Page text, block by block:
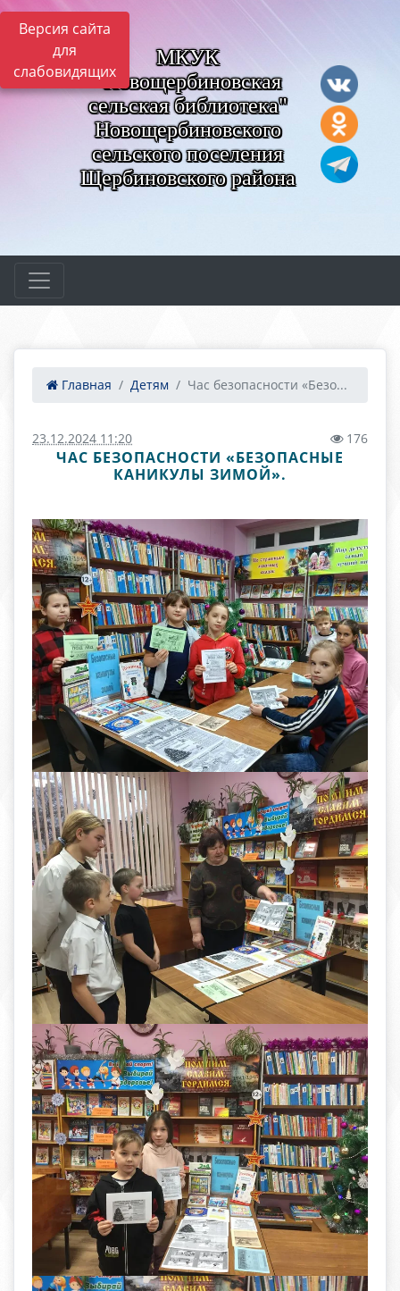
Версия сайта
для
слабовидящих
МКУК
"Новощербиновская
сельская библиотека"
Новощербиновского
сельского поселения
Щербиновского района
Главная Детям Час безопасности «Безо...
23.12.2024 11:20 176
ЧАС БЕЗОПАСНОСТИ «БЕЗОПАСНЫЕ
КАНИКУЛЫ ЗИМОЙ».